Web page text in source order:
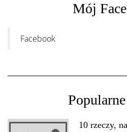
Mój
Facebook
10 rzeczy,